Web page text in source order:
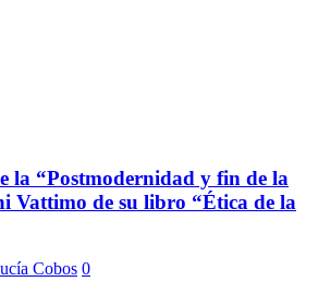
la “Postmodernidad y fin de la
Vattimo de su libro “Ética de la
Cobos 0